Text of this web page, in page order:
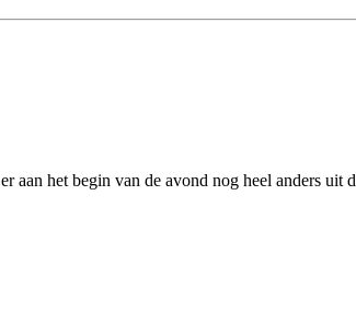
het begin van de avond nog heel anders uit